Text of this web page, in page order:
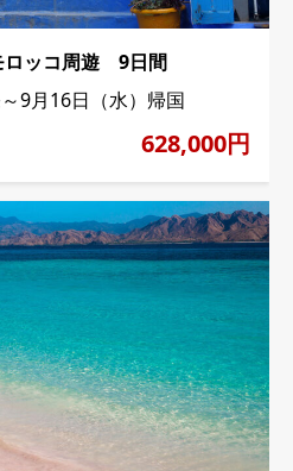
ロッコ周遊 9日間
9月16日（水）帰国
628,000円